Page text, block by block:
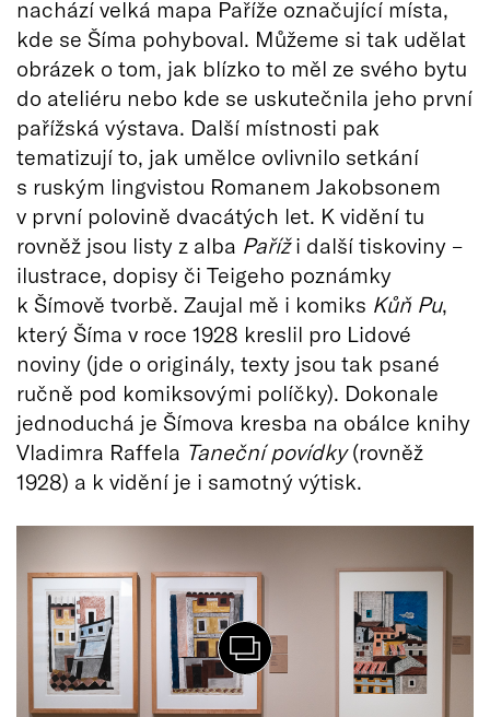
nachází velká mapa Paříže označující místa,
kde se Šíma pohyboval. Můžeme si tak udělat
obrázek o tom, jak blízko to měl ze svého bytu
do ateliéru nebo kde se uskutečnila jeho první
pařížská výstava. Další místnosti pak
tematizují to, jak umělce ovlivnilo setkání
s ruským lingvistou Romanem Jakobsonem
v první polovině dvacátých let. K vidění tu
rovněž jsou listy z alba Paříži další tiskoviny –
ilustrace, dopisy či Teigeho poznámky
k Šímově tvorbě. Zaujal mě i komiks Kůň Pu,
který Šíma v roce 1928 kreslil pro Lidové
noviny (jde o originály, texty jsou tak psané
ručně pod komiksovými políčky). Dokonale
jednoduchá je Šímova kresba na obálce knihy
Vladimra Raffela Taneční povídky(rovněž
1928) a k vidění je i samotný výtisk.